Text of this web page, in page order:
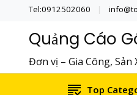
Tel:0912502060
Quảng Cáo
Đơn vị – Gia Công,
Top